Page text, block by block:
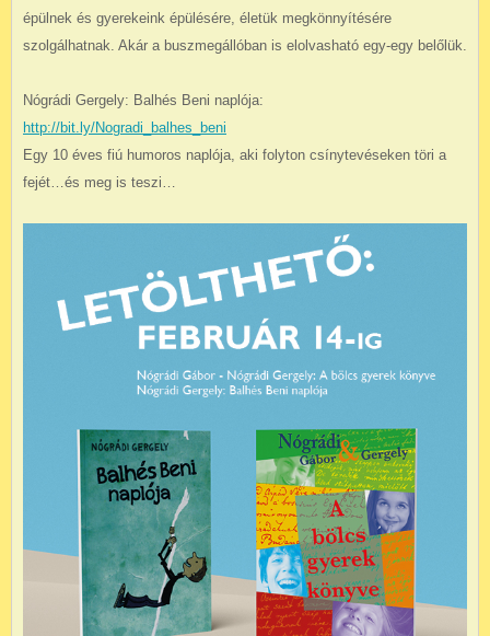
épülnek és gyerekeink épülésére, életük megkönnyítésére
szolgálhatnak. Akár a buszmegállóban is elolvasható egy-egy belőlük.
Nógrádi Gergely: Balhés Beni naplója:
http://bit.ly/Nogradi_balhes_beni
Egy 10 éves fiú humoros naplója, aki folyton csínytevéseken töri a
fejét…és meg is teszi…